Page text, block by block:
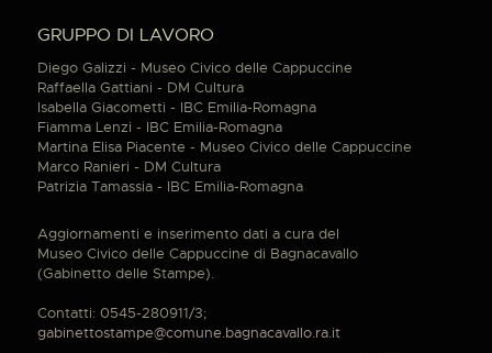
GRUPPO DI LAVORO
Diego Galizzi - Museo Civico delle Cappuccine
Raffaella Gattiani - DM Cultura
Isabella Giacometti - IBC Emilia-Romagna
Fiamma Lenzi - IBC Emilia-Romagna
Martina Elisa Piacente - Museo Civico delle Cappuccine
Marco Ranieri - DM Cultura
Patrizia Tamassia - IBC Emilia-Romagna
Aggiornamenti e inserimento dati a cura del
Museo Civico delle Cappuccine di Bagnacavallo
(Gabinetto delle Stampe).
Contatti: 0545-280911/3;
gabinettostampe@comune.bagnacavallo.ra.it